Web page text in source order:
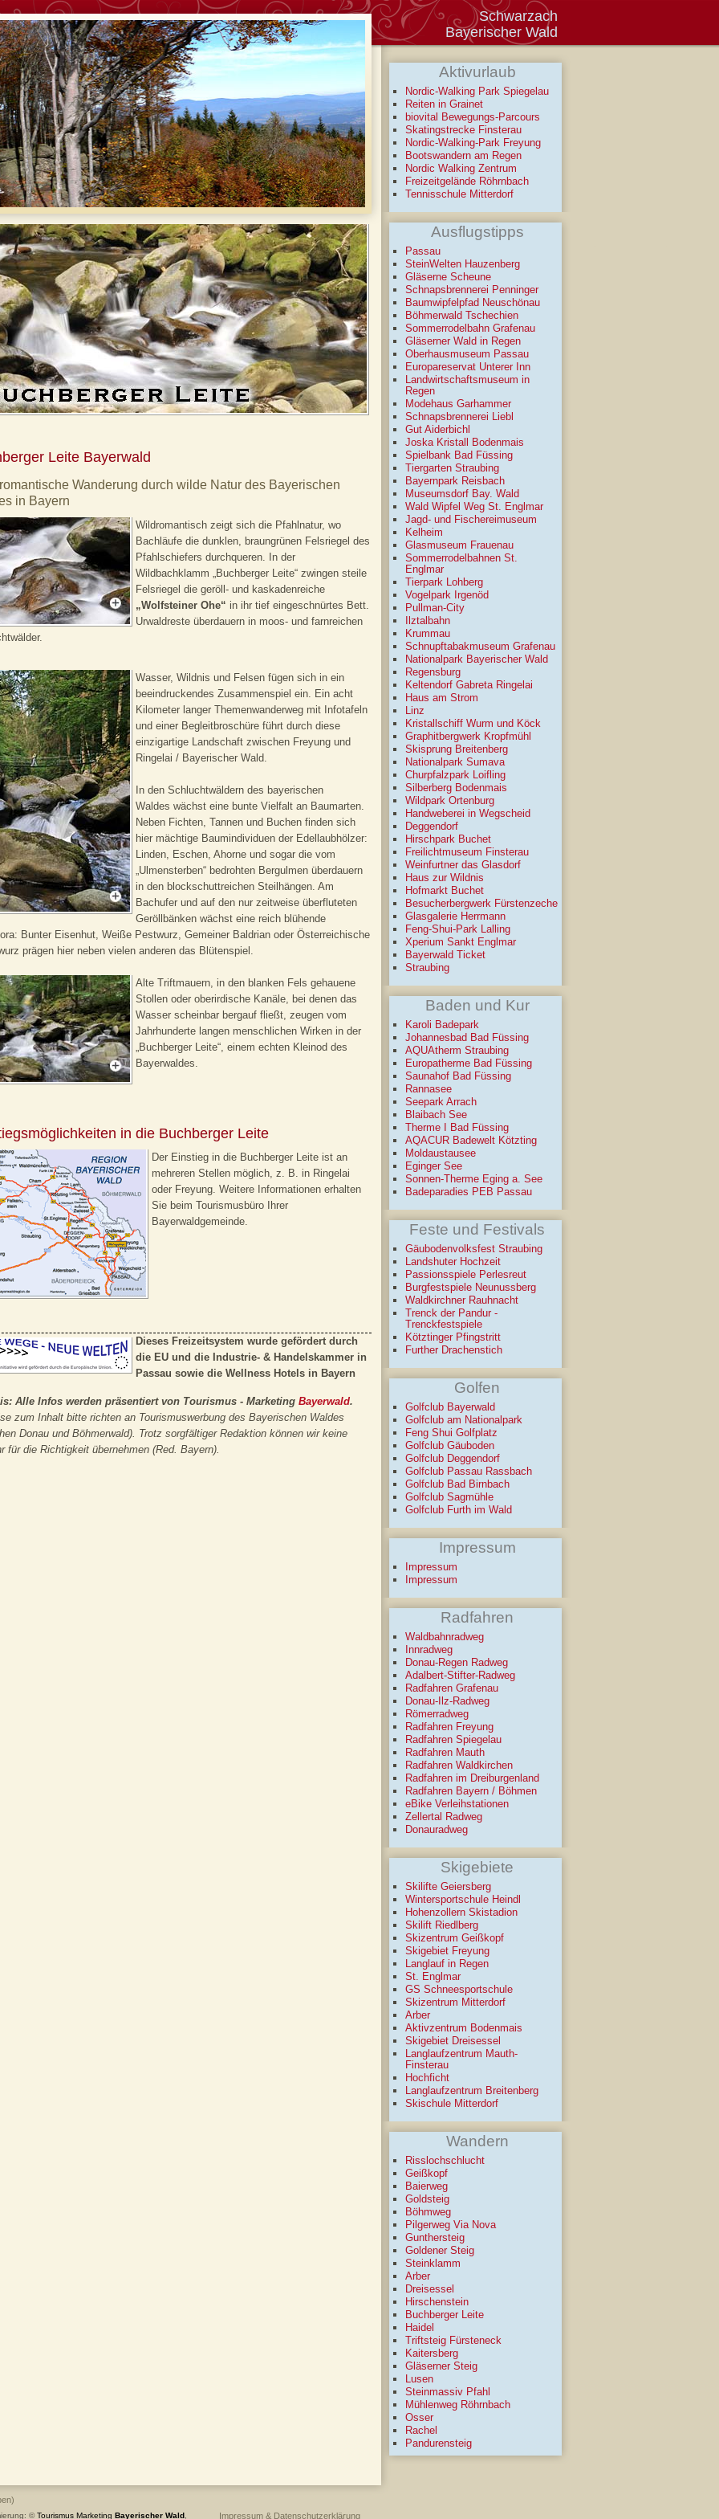
Leite Bayerwald
Wanderung durch wilde Natur des Bayerischen
in Bayern
Wildromantisch zeigt sich die Pfahlnatur, wo
Bachläufe die dunklen, braungrünen Felsriegel des
Pfahlschiefers durchqueren. In der
Wildbachklamm „Buchberger Leite“ zwingen steile
Felsriegel die geröll- und kaskadenreiche
„Wolfsteiner Ohe“ in ihr tief eingeschnürtes Bett.
Urwaldreste überdauern in moos- und farnreichen
Wasser, Wildnis und Felsen fügen sich in ein
beeindruckendes Zusammenspiel ein. Ein acht
Kilometer langer Themenwanderweg mit Infotafeln
und einer Begleitbroschüre führt durch diese
einzigartige Landschaft zwischen Freyung und
Ringelai / Bayerischer Wald.
In den Schluchtwäldern des bayerischen
Waldes wächst eine bunte Vielfalt an Baumarten.
Neben Fichten, Tannen und Buchen finden sich
hier mächtige Baumindividuen der Edellaubhölzer:
Linden, Eschen, Ahorne und sogar die vom
„Ulmensterben“ bedrohten Bergulmen überdauern
in den blockschuttreichen Steilhängen. Am
Bachufer und auf den nur zeitweise überfluteten
Geröllbänken wächst eine reich blühende
Bunter Eisenhut, Weiße Pestwurz, Gemeiner Baldrian oder Österreichische
prägen hier neben vielen anderen das Blütenspiel.
Alte Triftmauern, in den blanken Fels gehauene
Stollen oder oberirdische Kanäle, bei denen das
Wasser scheinbar bergauf fließt, zeugen vom
Jahrhunderte langen menschlichen Wirken in der
„Buchberger Leite“, einem echten Kleinod des
Bayerwaldes.
in die Buchberger Leite
Der Einstieg in die Buchberger Leite ist an
mehreren Stellen möglich, z. B. in Ringelai
oder Freyung. Weitere Informationen erhalten
Sie beim Tourismusbüro Ihrer
Bayerwaldgemeinde.
Dieses Freizeitsystem wurde gefördert durch
die EU und die Industrie- & Handelskammer in
Passau sowie die Wellness Hotels in Bayern
Alle Infos werden präsentiert von Tourismus - Marketing Bayerwald.
zum Inhalt bitte richten an Tourismuswerbung des Bayerischen Waldes
Donau und Böhmerwald). Trotz sorgfältiger Redaktion können wir keine
für die Richtigkeit übernehmen (Red. Bayern).
Schwarzach
Bayerischer Wald
Aktivurlaub
Nordic-Walking Park Spiegelau
Reiten in Grainet
biovital Bewegungs-Parcours
Skatingstrecke Finsterau
Nordic-Walking-Park Freyung
Bootswandern am Regen
Nordic Walking Zentrum
Freizeitgelände Röhrnbach
Tennisschule Mitterdorf
Ausflugstipps
Passau
SteinWelten Hauzenberg
Gläserne Scheune
Schnapsbrennerei Penninger
Baumwipfelpfad Neuschönau
Böhmerwald Tschechien
Sommerrodelbahn Grafenau
Gläserner Wald in Regen
Oberhausmuseum Passau
Europareservat Unterer Inn
Landwirtschaftsmuseum in
Regen
Modehaus Garhammer
Schnapsbrennerei Liebl
Gut Aiderbichl
Joska Kristall Bodenmais
Spielbank Bad Füssing
Tiergarten Straubing
Bayernpark Reisbach
Museumsdorf Bay. Wald
Wald Wipfel Weg St. Englmar
Jagd- und Fischereimuseum
Kelheim
Glasmuseum Frauenau
Sommerrodelbahnen St.
Englmar
Tierpark Lohberg
Vogelpark Irgenöd
Pullman-City
Ilztalbahn
Krummau
Schnupftabakmuseum Grafenau
Nationalpark Bayerischer Wald
Regensburg
Keltendorf Gabreta Ringelai
Haus am Strom
Linz
Kristallschiff Wurm und Köck
Graphitbergwerk Kropfmühl
Skisprung Breitenberg
Nationalpark Sumava
Churpfalzpark Loifling
Silberberg Bodenmais
Wildpark Ortenburg
Handweberei in Wegscheid
Deggendorf
Hirschpark Buchet
Freilichtmuseum Finsterau
Weinfurtner das Glasdorf
Haus zur Wildnis
Hofmarkt Buchet
Besucherbergwerk Fürstenzeche
Glasgalerie Herrmann
Feng-Shui-Park Lalling
Xperium Sankt Englmar
Bayerwald Ticket
Straubing
Baden und Kur
Karoli Badepark
Johannesbad Bad Füssing
AQUAtherm Straubing
Europatherme Bad Füssing
Saunahof Bad Füssing
Rannasee
Seepark Arrach
Blaibach See
Therme I Bad Füssing
AQACUR Badewelt Kötzting
Moldaustausee
Eginger See
Sonnen-Therme Eging a. See
Badeparadies PEB Passau
Feste und Festivals
Gäubodenvolksfest Straubing
Landshuter Hochzeit
Passionsspiele Perlesreut
Burgfestspiele Neunussberg
Waldkirchner Rauhnacht
Trenck der Pandur -
Trenckfestspiele
Kötztinger Pfingstritt
Further Drachenstich
Golfen
Golfclub Bayerwald
Golfclub am Nationalpark
Feng Shui Golfplatz
Golfclub Gäuboden
Golfclub Deggendorf
Golfclub Passau Rassbach
Golfclub Bad Birnbach
Golfclub Sagmühle
Golfclub Furth im Wald
Impressum
Impressum
Impressum
Radfahren
Waldbahnradweg
Innradweg
Donau-Regen Radweg
Adalbert-Stifter-Radweg
Radfahren Grafenau
Donau-Ilz-Radweg
Römerradweg
Radfahren Freyung
Radfahren Spiegelau
Radfahren Mauth
Radfahren Waldkirchen
Radfahren im Dreiburgenland
Radfahren Bayern / Böhmen
eBike Verleihstationen
Zellertal Radweg
Donauradweg
Skigebiete
Skilifte Geiersberg
Wintersportschule Heindl
Hohenzollern Skistadion
Skilift Riedlberg
Skizentrum Geißkopf
Skigebiet Freyung
Langlauf in Regen
St. Englmar
GS Schneesportschule
Skizentrum Mitterdorf
Arber
Aktivzentrum Bodenmais
Skigebiet Dreisessel
Langlaufzentrum Mauth-
Finsterau
Hochficht
Langlaufzentrum Breitenberg
Skischule Mitterdorf
Wandern
Risslochschlucht
Geißkopf
Baierweg
Goldsteig
Böhmweg
Pilgerweg Via Nova
Gunthersteig
Goldener Steig
Steinklamm
Arber
Dreisessel
Hirschenstein
Buchberger Leite
Haidel
Triftsteig Fürsteneck
Kaitersberg
Gläserner Steig
Lusen
Steinmassiv Pfahl
Mühlenweg Röhrnbach
Osser
Rachel
Pandurensteig
Impressum & Datenschutzerklärung
©Tourismus Marketing Bayerischer Wald